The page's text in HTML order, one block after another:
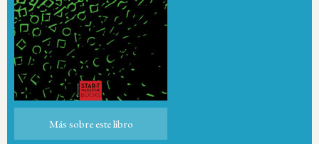
Más sobre este libro